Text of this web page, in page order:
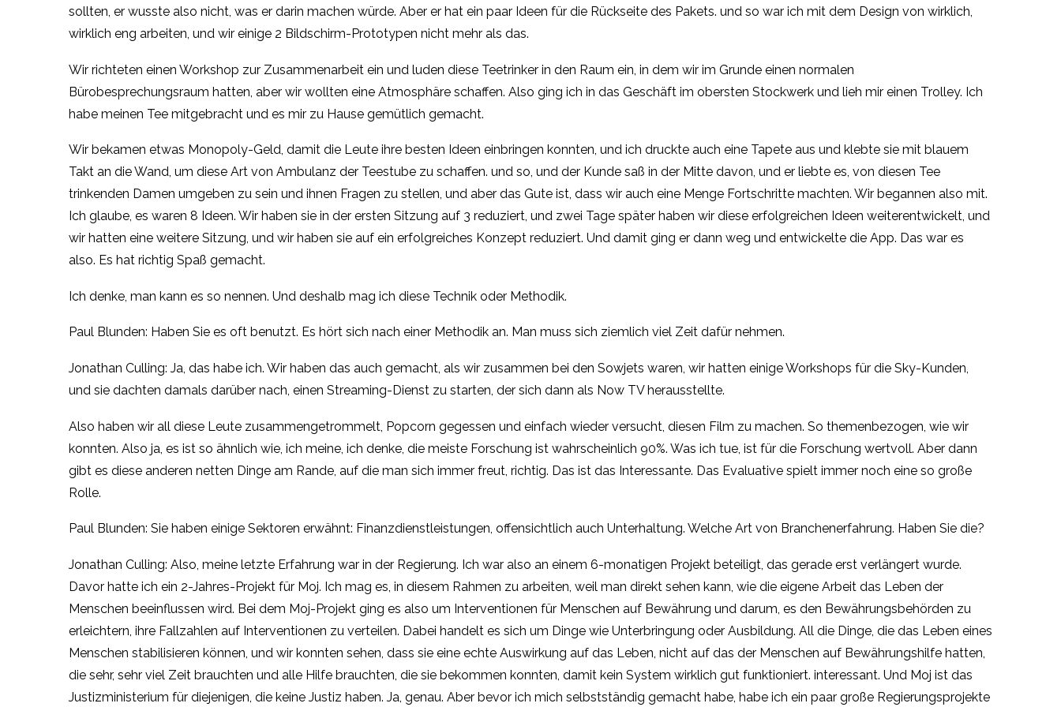
sollten, er wusste also nicht, was er darin machen würde. Aber er hat ein paar Ideen für die Rückseite des Pakets. und so war ich mit dem Design von wirklich,
wirklich eng arbeiten, und wir einige 2 Bildschirm-Prototypen nicht mehr als das.
Wir richteten einen Workshop zur Zusammenarbeit ein und luden diese Teetrinker in den Raum ein, in dem wir im Grunde einen normalen
Bürobesprechungsraum hatten, aber wir wollten eine Atmosphäre schaffen. Also ging ich in das Geschäft im obersten Stockwerk und lieh mir einen Trolley. Ich
habe meinen Tee mitgebracht und es mir zu Hause gemütlich gemacht.
Wir bekamen etwas Monopoly-Geld, damit die Leute ihre besten Ideen einbringen konnten, und ich druckte auch eine Tapete aus und klebte sie mit blauem
Takt an die Wand, um diese Art von Ambulanz der Teestube zu schaffen. und so, und der Kunde saß in der Mitte davon, und er liebte es, von diesen Tee
trinkenden Damen umgeben zu sein und ihnen Fragen zu stellen, und aber das Gute ist, dass wir auch eine Menge Fortschritte machten. Wir begannen also mit.
Ich glaube, es waren 8 Ideen. Wir haben sie in der ersten Sitzung auf 3 reduziert, und zwei Tage später haben wir diese erfolgreichen Ideen weiterentwickelt, und
wir hatten eine weitere Sitzung, und wir haben sie auf ein erfolgreiches Konzept reduziert. Und damit ging er dann weg und entwickelte die App. Das war es
also. Es hat richtig Spaß gemacht.
Ich denke, man kann es so nennen. Und deshalb mag ich diese Technik oder Methodik.
Paul Blunden: Haben Sie es oft benutzt. Es hört sich nach einer Methodik an. Man muss sich ziemlich viel Zeit dafür nehmen.
Jonathan Culling: Ja, das habe ich. Wir haben das auch gemacht, als wir zusammen bei den Sowjets waren, wir hatten einige Workshops für die Sky-Kunden,
und sie dachten damals darüber nach, einen Streaming-Dienst zu starten, der sich dann als Now TV herausstellte.
Also haben wir all diese Leute zusammengetrommelt, Popcorn gegessen und einfach wieder versucht, diesen Film zu machen. So themenbezogen, wie wir
konnten. Also ja, es ist so ähnlich wie, ich meine, ich denke, die meiste Forschung ist wahrscheinlich 90%. Was ich tue, ist für die Forschung wertvoll. Aber dann
gibt es diese anderen netten Dinge am Rande, auf die man sich immer freut, richtig. Das ist das Interessante. Das Evaluative spielt immer noch eine so große
Rolle.
Paul Blunden: Sie haben einige Sektoren erwähnt: Finanzdienstleistungen, offensichtlich auch Unterhaltung. Welche Art von Branchenerfahrung. Haben Sie die?
Jonathan Culling: Also, meine letzte Erfahrung war in der Regierung. Ich war also an einem 6-monatigen Projekt beteiligt, das gerade erst verlängert wurde.
Davor hatte ich ein 2-Jahres-Projekt für Moj. Ich mag es, in diesem Rahmen zu arbeiten, weil man direkt sehen kann, wie die eigene Arbeit das Leben der
Menschen beeinflussen wird. Bei dem Moj-Projekt ging es also um Interventionen für Menschen auf Bewährung und darum, es den Bewährungsbehörden zu
erleichtern, ihre Fallzahlen auf Interventionen zu verteilen. Dabei handelt es sich um Dinge wie Unterbringung oder Ausbildung. All die Dinge, die das Leben eines
Menschen stabilisieren können, und wir konnten sehen, dass sie eine echte Auswirkung auf das Leben, nicht auf das der Menschen auf Bewährungshilfe hatten,
die sehr, sehr viel Zeit brauchten und alle Hilfe brauchten, die sie bekommen konnten, damit kein System wirklich gut funktioniert. interessant. Und Moj ist das
Justizministerium für diejenigen, die keine Justiz haben. Ja, genau. Aber bevor ich mich selbstständig gemacht habe, habe ich ein paar große Regierungsprojekte